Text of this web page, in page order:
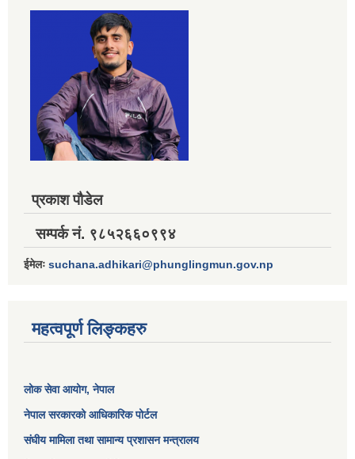
प्रकाश पौडेल
सम्पर्क नं. ९८५२६६०९९४
ईमेलः suchana.adhikari@phunglingmun.gov.np
महत्वपूर्ण लिङ्कहरु
लोक सेवा आयोग, नेपाल
नेपाल सरकारको आधिकारिक पोर्टल
संघीय मामिला तथा सामान्य प्रशासन मन्त्रालय